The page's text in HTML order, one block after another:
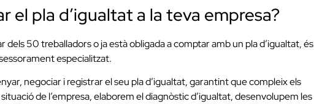
el pla d’igualtat a la teva empresa?
dels 50 treballadors o ja està obligada a comptar amb un pla d’igualtat, és
especialitzat.
negociar i registrar el seu pla d’igualtat, garantint que compleix els
de l’empresa, elaborem el diagnòstic d’igualtat, desenvolupem les